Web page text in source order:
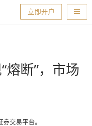
导航
立即开户
熔断”，市场
交易平台。